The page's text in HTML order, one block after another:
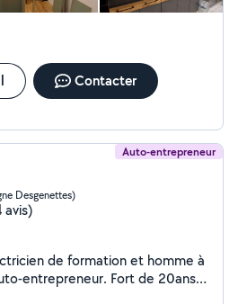
Contacter
Auto-entrepreneur
Desgenettes)
avis)
de formation et homme à
entrepreneur. Fort de 20ans